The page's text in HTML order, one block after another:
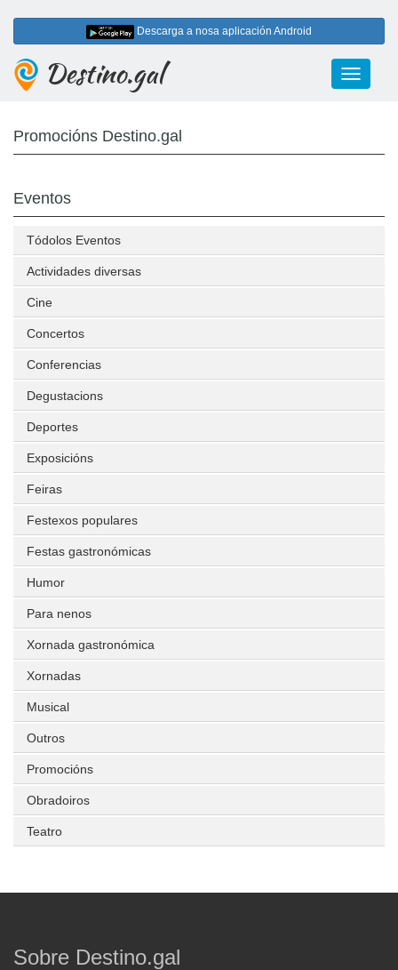
Descarga a nosa aplicación Android
Toggle
Destino.gal
Promocións Destino.gal
Eventos
Tódolos Eventos
Actividades diversas
Cine
Concertos
Conferencias
Degustacions
Deportes
Exposicións
Feiras
Festexos populares
Festas gastronómicas
Humor
Para nenos
Xornada gastronómica
Xornadas
Musical
Outros
Promocións
Obradoiros
Teatro
Sobre Destino.gal